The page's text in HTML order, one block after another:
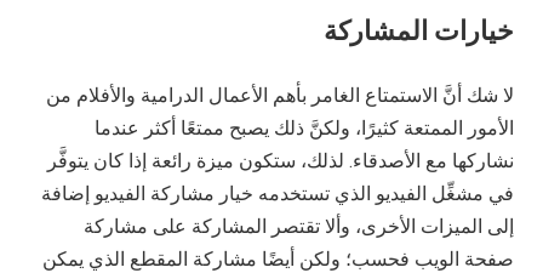
خيارات المشاركة
لا شك أنَّ الاستمتاع الغامر بأهم الأعمال الدرامية والأفلام من
الأمور الممتعة كثيرًا، ولكنَّ ذلك يصبح ممتعًا أكثر عندما
نشاركها مع الأصدقاء. لذلك، ستكون ميزة رائعة إذا كان يتوفَّر
في مشغِّل الفيديو الذي تستخدمه خيار مشاركة الفيديو إضافة
إلى الميزات الأخرى، وألا تقتصر المشاركة على مشاركة
صفحة الويب فحسب؛ ولكن أيضًا مشاركة المقطع الذي يمكن